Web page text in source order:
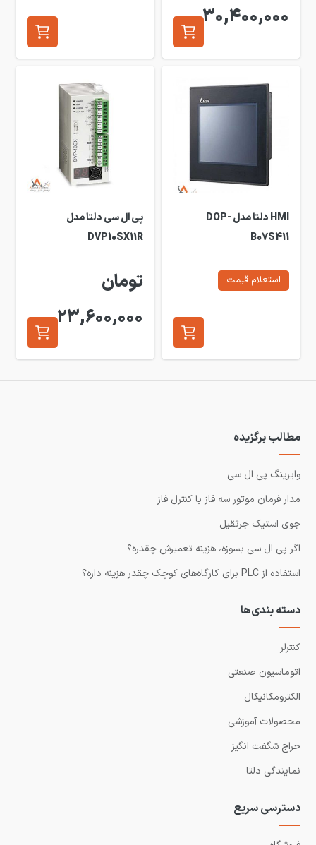
30,400,000
HMI دلتا مدل DOP-
B07S411
استعلام قیمت
پی ال سی دلتا مدل
DVP10SX11R
تومان
23,600,000
مطالب برگزیده
وایرینگ پی ال سی
مدار فرمان موتور سه فاز با کنترل فاز
جوی استیک جرثقیل
اگر پی ال سی بسوزه، هزینه تعمیرش چقدره؟
استفاده از PLC برای کارگاه‌های کوچک چقدر هزینه داره؟
دسته بندی‌ها
کنترلر
اتوماسیون صنعتی
الکترومکانیکال
محصولات آموزشی
حراج شگفت انگیز
نمایندگی دلتا
دسترسی سریع